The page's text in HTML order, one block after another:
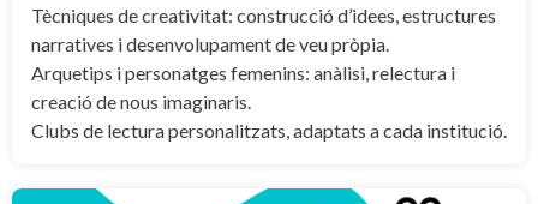
Tècniques de creativitat: construcció d’idees, estructures
narratives i desenvolupament de veu pròpia.
Arquetips i personatges femenins: anàlisi, relectura i
creació de nous imaginaris.
Clubs de lectura personalitzats, adaptats a cada institució.